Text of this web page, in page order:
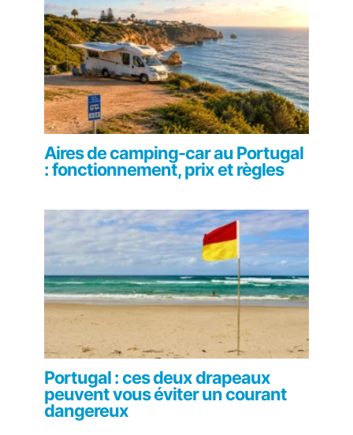
Aires de camping-car au Portugal
: fonctionnement, prix et règles
Portugal : ces deux drapeaux
peuvent vous éviter un courant
dangereux